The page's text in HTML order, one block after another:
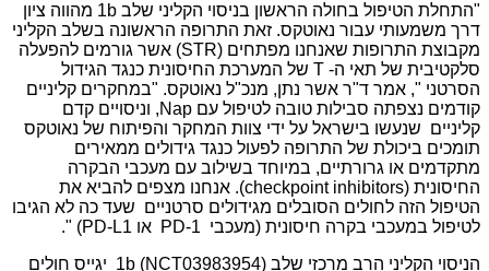
"התחלת הטיפול בחולה הראשון בניסוי הקליני שלב 1b מהווה ציון
דרך משמעותי עבור נאוטקס. זאת התרופה הראשונה בשלב הקליני
מקבוצת התרופות שאנחנו מפתחים (STR) אשר גורמים להפעלה
סלקטיבית של תאי ה- T של המערכת החיסונית כנגד הגידול
הסרטני ", אמר ד"ר אשר נתן, מנכ"ל נאוטקס. "במחקרים קליניים
קודמים נצפתה סבילות טובה לטיפול עם Nap, וניסויים קדם
קליניים שנעשו בישראל על ידי צוות המחקר והפיתוח של נאוטקס
תומכים ביכולת של התרופה לפעול כנגד גידולים ממאירים
מתקדמים או גרורתיים, במיוחד בשילוב עם מעכבי הבקרה
החיסונית (checkpoint inhibitors). אנחנו מצפים להביא את
הטיפול הזה לחולים הסובלים מגידולים סרטניים שעד כה לא הגיבו
לטיפול במעכבי בקרה חיסונית (מעכבי PD-1 או PD-L1) ".
הניסוי הקליני הרב מרכזי שלב 1b (NCT03983954) יגייס חולים